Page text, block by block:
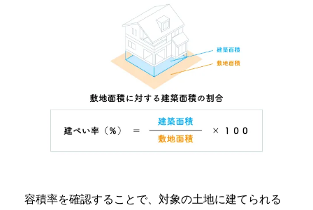
容積率を確認することで、対象の土地に建てられる